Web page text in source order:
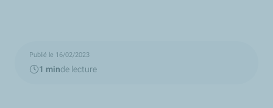
Publié le 16/02/2023
1 minde lecture